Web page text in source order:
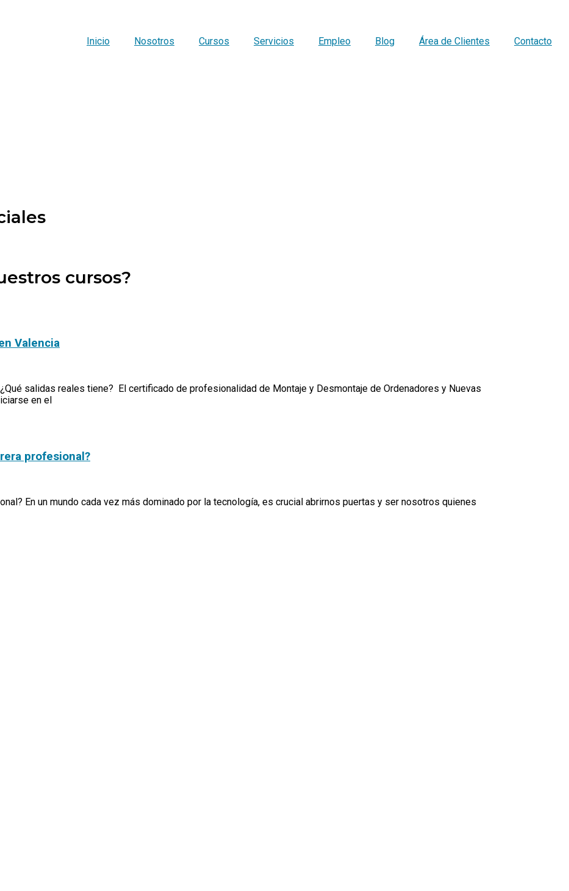
Inicio Nosotros Cursos Servicios Empleo Blog Área de Clientes Contacto
cursos?
Valencia
salidas reales tiene? El certificado de profesionalidad de Montaje y Desmontaje de Ordenadores y Nuevas
en el
profesional?
En un mundo cada vez más dominado por la tecnología, es crucial abrirnos puertas y ser nosotros quienes